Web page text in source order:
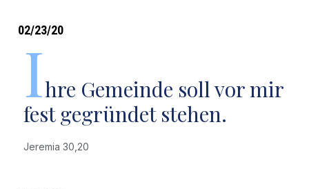
02/23/20
Ihre Gemeinde soll vor mir
fest gegründet stehen.
Jeremia 30,20